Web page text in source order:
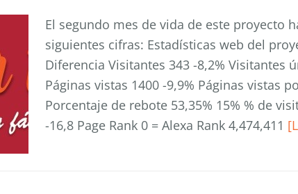
El segundo mes de vida de este proyecto
siguientes cifras: Estadísticas web del
Diferencia Visitantes 343 -8,2% Visitantes
Páginas vistas 1400 -9,9% Páginas vistas
Porcentaje de rebote 53,35% 15% % de
-16,8 Page Rank 0 = Alexa Rank 4,474,411